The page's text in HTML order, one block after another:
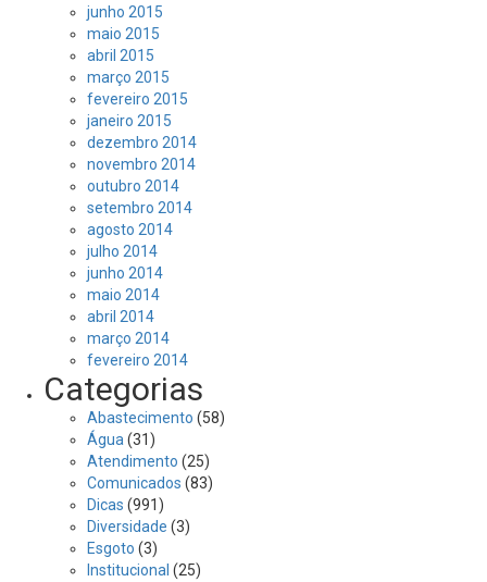
junho 2015
maio 2015
abril 2015
março 2015
fevereiro 2015
janeiro 2015
dezembro 2014
novembro 2014
outubro 2014
setembro 2014
agosto 2014
julho 2014
junho 2014
maio 2014
abril 2014
março 2014
fevereiro 2014
Categorias
Abastecimento (58)
Água (31)
Atendimento (25)
Comunicados (83)
Dicas (991)
Diversidade (3)
Esgoto (3)
Institucional (25)